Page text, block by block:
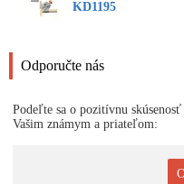
KD1195
Odporučte nás
Podeľte sa o pozitívnu
Vašim známym a priateľom: